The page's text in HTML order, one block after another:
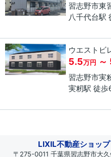
習志野市東
八千代台駅
ウエストビ
5.5万円 ～
習志野市実
実籾駅 徒歩
LIXIL不動産ショッ
〒275-0011 千葉県習志野市大